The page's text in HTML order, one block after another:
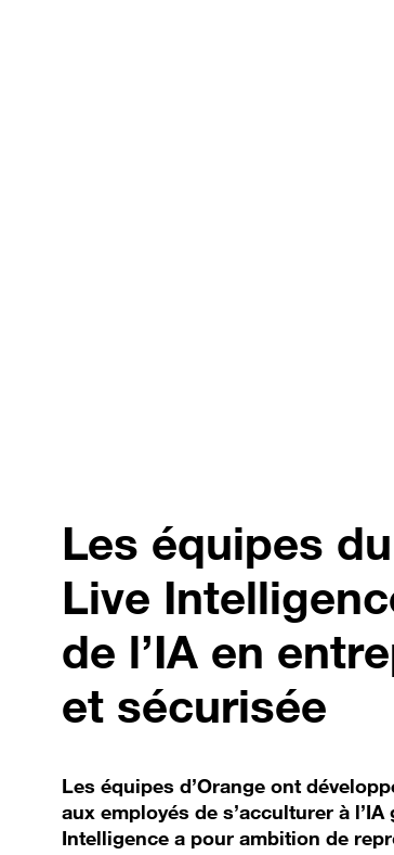
Les équipes
Live
de l’IA en
et sécurisée
Les équipes d’Orange ont
aux employés de s’acculturer à
Intelligence a pour ambition de